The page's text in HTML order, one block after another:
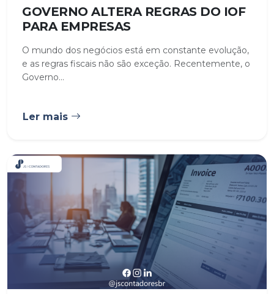
GOVERNO ALTERA REGRAS DO IOF
PARA EMPRESAS
O mundo dos negócios está em constante evolução,
e as regras fiscais não são exceção. Recentemente, o
Governo...
Ler mais